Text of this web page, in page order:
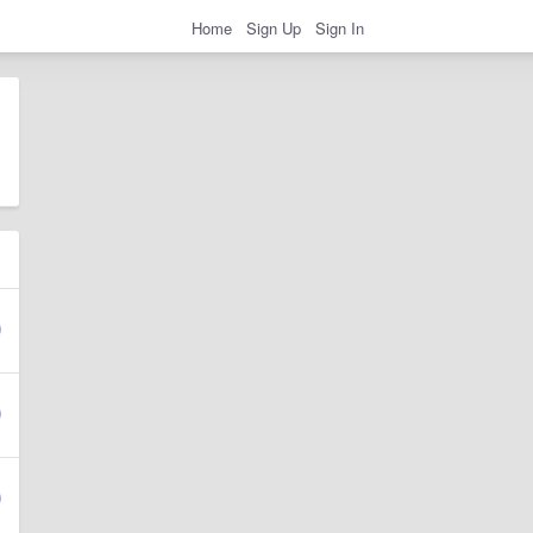
Home Sign Up Sign In